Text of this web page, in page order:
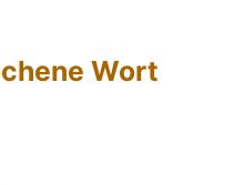
Wort